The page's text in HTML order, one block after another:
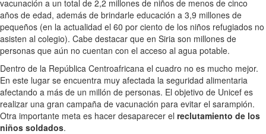
vacunación a un total de 2,2 millones de niños de menos de cinco
años de edad, además de brindarle educación a 3,9 millones de
pequeños (en la actualidad el 60 por ciento de los niños refugiados no
asisten al colegio). Cabe destacar que en Siria son millones de
personas que aún no cuentan con el acceso al agua potable.
Dentro de la República Centroafricana el cuadro no es mucho mejor.
En este lugar se encuentra muy afectada la seguridad alimentaria
afectando a más de un millón de personas. El objetivo de Unicef es
realizar una gran campaña de vacunación para evitar el sarampión.
Otra importante meta es hacer desaparecer el reclutamiento de los
niños soldados.